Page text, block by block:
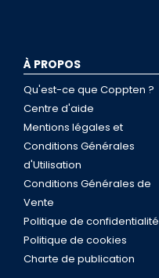
À PROPOS
Qu'est-ce que Coppten ?
Centre d'aide
Mentions légales et
Conditions Générales
d'Utilisation
Conditions Générales de
Vente
Politique de confidentialité
Politique de cookies
Charte de publication